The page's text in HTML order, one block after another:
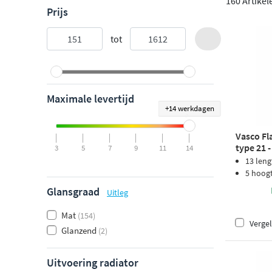
Prijs
tot
Maximale levertijd
+14 werkdagen
3 5 7 9 11 14
Glansgraad Uitleg
Mat (154)
Glanzend (2)
Uitvoering radiator
Vasco
type 21
13
5